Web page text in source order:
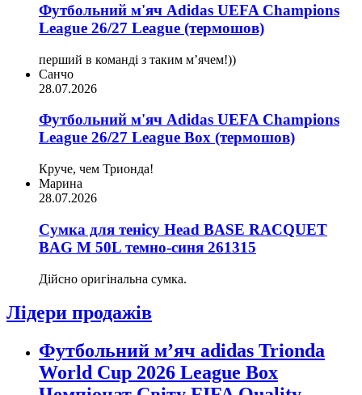
Футбольний м'яч Adidas UEFA Champions
League 26/27 League (термошов)
перший в команді з таким мʼячем!))
Санчо
28.07.2026
Футбольний м'яч Adidas UEFA Champions
League 26/27 League Box (термошов)
Круче, чем Трионда!
Марина
28.07.2026
Сумка для тенісу Head BASE RACQUET
BAG M 50L темно-синя 261315
Дійсно оригінальна сумка.
Лідери продажів
Футбольний м’яч adidas Trionda
World Cup 2026 League Box